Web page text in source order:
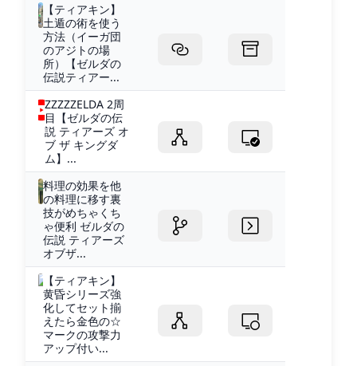
【ティアキン】
土遁の術を使う
方法（イーガ団
のアジトの場
所）【ゼルダの
伝説ティアー...
ZZZZZELDA 2周
目【ゼルダの伝
説 ティアーズ オ
ブ ザ キングダ
ム】...
料理の効果を他
の料理に移す裏
技がめちゃくち
ゃ便利 ゼルダの
伝説 ティアーズ
オブザ...
【ティアキン】
黄昏シリーズ強
化してセット揃
えたら金色の☆
マークの攻撃力
アップ付い...